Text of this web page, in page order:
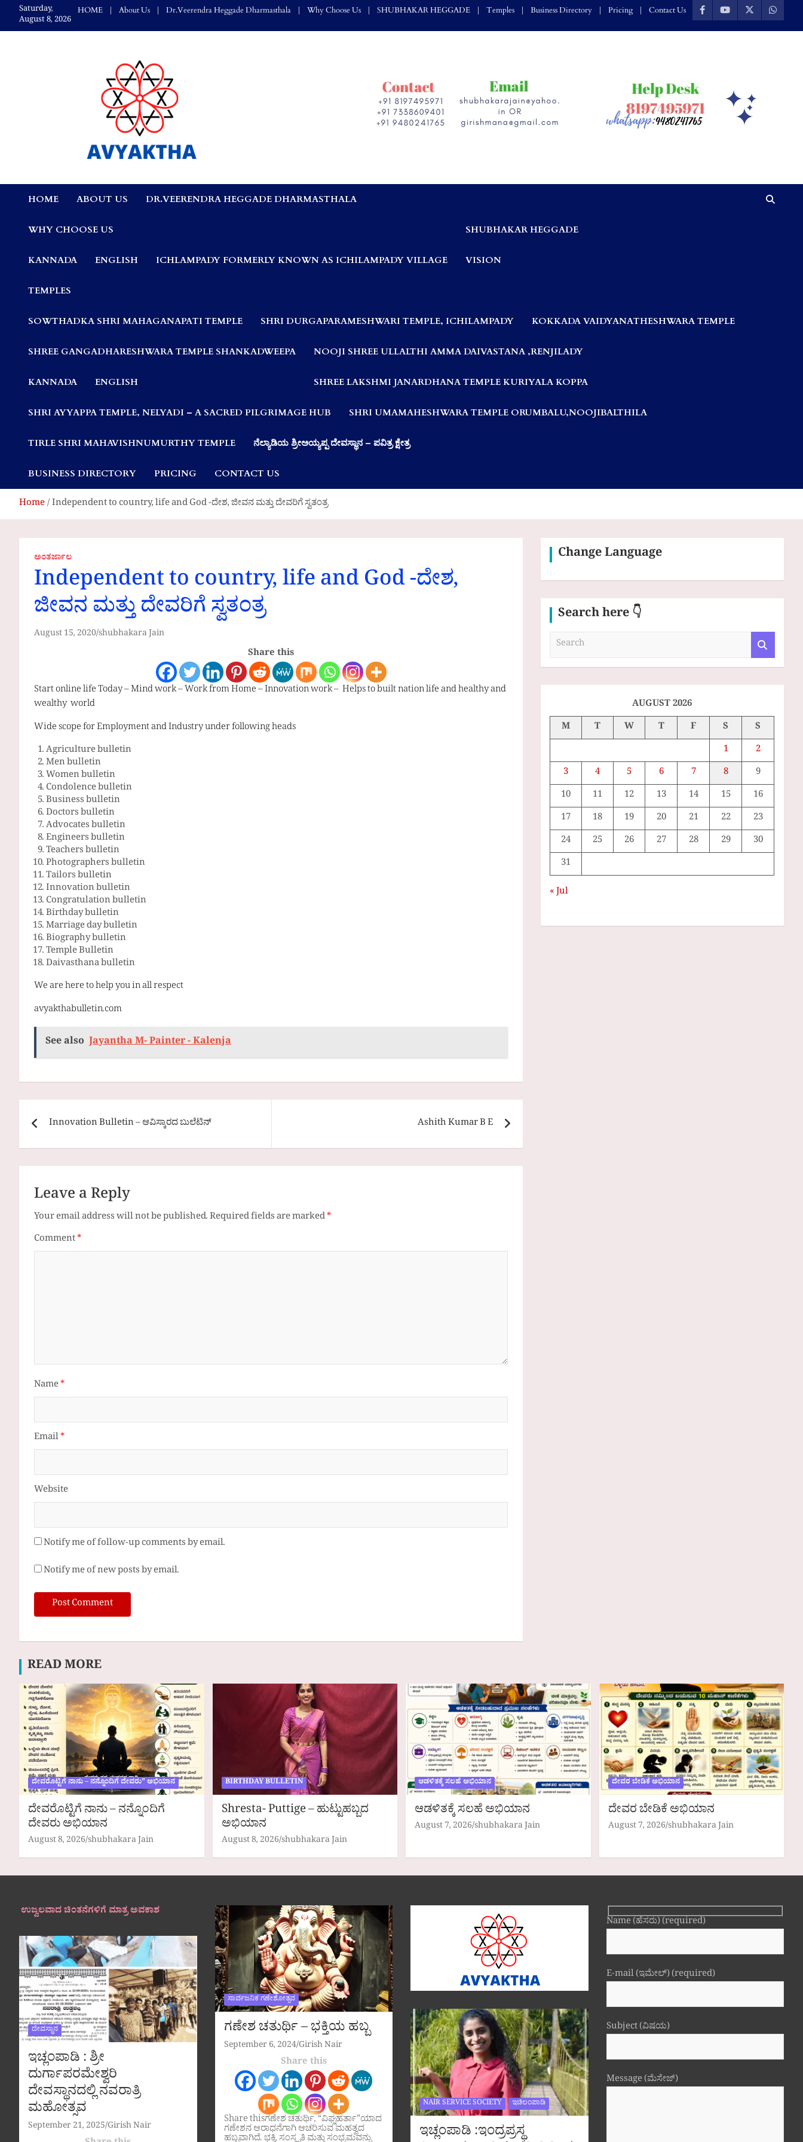
content
Saturday,
August 8, 2026
HOME About Us Dr.Veerendra Heggade Dharmasthala Why Choose Us SHUBHAKAR HEGGADE Temples Business Directory Pricing Contact Us
Avyaktha Bulletin:
Connecting Temples,
Professionals, &
Communities
HOME ABOUT US DR.VEERENDRA HEGGADE DHARMASTHALA
WHY CHOOSE US
KANNADA ENGLISH ICHLAMPADY FORMERLY KNOWN AS ICHILAMPADY VILLAGE
SHUBHAKAR HEGGADE
VISION
TEMPLES
SOWTHADKA SHRI MAHAGANAPATI TEMPLE SHRI DURGAPARAMESHWARI TEMPLE, ICHILAMPADY KOKKADA VAIDYANATHESHWARA TEMPLE
SHREE GANGADHARESHWARA TEMPLE SHANKADWEEPA
KANNADA ENGLISH
NOOJI SHREE ULLALTHI AMMA DAIVASTANA ,RENJILADY
SHREE LAKSHMI JANARDHANA TEMPLE KURIYALA KOPPA
SHRI AYYAPPA TEMPLE, NELYADI – A SACRED PILGRIMAGE HUB SHRI UMAMAHESHWARA TEMPLE ORUMBALU,NOOJIBALTHILA
TIRLE SHRI MAHAVISHNUMURTHY TEMPLE ನೆಲ್ಯಾಡಿಯ ಶ್ರೀಅಯ್ಯಪ್ಪ ದೇವಸ್ಥಾನ – ಪವಿತ್ರ ಕ್ಷೇತ್ರ
BUSINESS DIRECTORY PRICING CONTACT US
Home Independent to country, life and God -ದೇಶ, ಜೀವನ ಮತ್ತು ದೇವರಿಗೆ ಸ್ವತಂತ್ರ
ಅಂತರ್ಜಾಲ
Independent to country, life and God -ದೇಶ,
ಜೀವನ ಮತ್ತು ದೇವರಿಗೆ ಸ್ವತಂತ್ರ
August 15, 2020shubhakara Jain
Share this
Start online life Today – Mind work – Work from Home – Innovation work – Helps to built nation life and healthy and
wealthy world
Wide scope for Employment and Industry under following heads
Agriculture bulletin
Men bulletin
Women bulletin
Condolence bulletin
Business bulletin
Doctors bulletin
Advocates bulletin
Engineers bulletin
Teachers bulletin
Photographers bulletin
Tailors bulletin
Innovation bulletin
Congratulation bulletin
Birthday bulletin
Marriage day bulletin
Biography bulletin
Temple Bulletin
Daivasthana bulletin
We are here to help you in all respect
avyakthabulletin.com
See also Jayantha M- Painter - Kalenja
Post
navigation
Innovation Bulletin – ಆವಿಸ್ಕಾರದ ಬುಲೆಟಿನ್ Ashith Kumar B E
Leave a Reply
Your email address will not be published.Required fields are marked*
Comment*
Name*
Email*
Website
Notify me of follow-up comments by email.
Notify me of new posts by email.
Change Language
Search here 👇
a
AUGUST 2026
M
T W T F S
S
1
2
3
4 5 6 7 8
9
10
11 12 13 14 15
16
17
18 19 20 21 22
23
24
25 26 27 28 29
30
31
« Jul
READ MORE
ದೇವರೊಟ್ಟಿಗೆ ನಾನು – ನನ್ನೊಂದಿಗೆ ದೇವರು” ಅಭಿಯಾನ
ದೇವರೊಟ್ಟಿಗೆ ನಾನು – ನನ್ನೊಂದಿಗೆ
ದೇವರು ಅಭಿಯಾನ
August 8, 2026 shubhakara Jain
BIRTHDAY BULLETIN
Shresta- Puttige – ಹುಟ್ಟುಹಬ್ಬದ
ಅಭಿಯಾನ
August 8, 2026shubhakara Jain
ಆಡಳಿತಕ್ಕೆ ಸಲಹೆ ಅಭಿಯಾನ
ಆಡಳಿತಕ್ಕೆ ಸಲಹೆ ಅಭಿಯಾನ
August 7, 2026 shubhakara Jain
ದೇವರ ಬೇಡಿಕೆ ಅಭಿಯಾನ
ದೇವರ ಬೇಡಿಕೆ ಅಭಿಯಾನ
August 7, 2026shubhakara Jain
ಉಜ್ವಲವಾದ ಚಿಂತನೆಗಳಿಗೆ ಮಾತ್ರ ಅವಕಾಶ
ದೇವಸ್ಥಾನ
ಇಚ್ಲಂಪಾಡಿ : ಶ್ರೀ
ದುರ್ಗಾಪರಮೇಶ್ವರಿ
ದೇವಸ್ಥಾನದಲ್ಲಿ ನವರಾತ್ರಿ
ಮಹೋತ್ಸವ
September 21, 2025 Girish Nair
ಸಾರ್ವಜನಿಕ ಗಣೇಶೋತ್ಸವ
ಗಣೇಶ ಚತುರ್ಥಿ – ಭಕ್ತಿಯ ಹಬ್ಬ
September 6, 2024Girish Nair
Share this
Share thisಗಣೇಶ ಚತುರ್ಥಿ, “ವಿಘ್ನಹರ್ತಾ”ಯಾದ
ಗಣೇಶನ ಆರಾಧನೆಗಾಗಿ ಆಚರಿಸುವ ಮಹತ್ವದ
NAIR SERVICE SOCIETY ಇಚಿಲಂಪಾಡಿ
ಇಚ್ಲಂಪಾಡಿ :ಇಂದ್ರಪ್ರಸ್ಥ
Name (ಹೆಸರು) (required)
E-mail (ಇಮೇಲ್) (required)
Subject (ವಿಷಯ)
Message (ಮೆಸೇಜ್)